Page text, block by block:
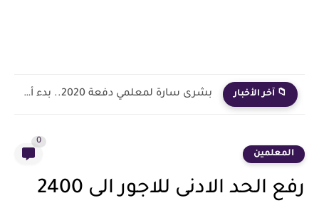
📁 آخر الأخبار بشرى سارة لمعلمي دفعة 2020.. بدء أول خطوة رسمية في...
المعلمين
0
رفع الحد الادنى للاجور الى 2400